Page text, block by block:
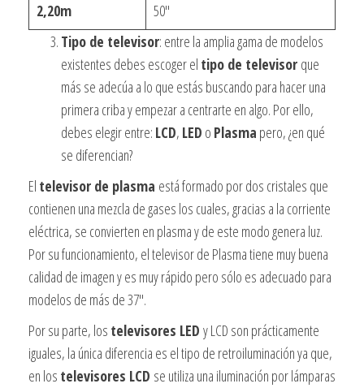
2,20m
50″
Tipo de televisor: entre la amplia gama de modelos
existentes debes escoger el tipo de televisor que
más se adecúa a lo que estás buscando para hacer una
primera criba y empezar a centrarte en algo. Por ello,
debes elegir entre: LCD, LED o Plasma pero, ¿en qué
se diferencian?
El televisor de plasma está formado por dos cristales que
contienen una mezcla de gases los cuales, gracias a la corriente
eléctrica, se convierten en plasma y de este modo genera luz.
Por su funcionamiento, el televisor de Plasma tiene muy buena
calidad de imagen y es muy rápido pero sólo es adecuado para
modelos de más de 37″.
Por su parte, los televisores LED y LCD son prácticamente
iguales, la única diferencia es el tipo de retroiluminación ya que,
en los televisores LCD se utiliza una iluminación por lámparas